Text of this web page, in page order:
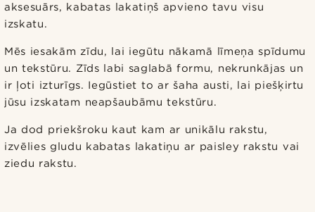
aksesuārs, kabatas lakatiņš apvieno tavu visu
izskatu.
Mēs iesakām zīdu, lai iegūtu nākamā līmeņa spīdumu
un tekstūru. Zīds labi saglabā formu, nekrunkājas un
ir ļoti izturīgs. Iegūstiet to ar šaha austi, lai piešķirtu
jūsu izskatam neapšaubāmu tekstūru.
Ja dod priekšroku kaut kam ar unikālu rakstu,
izvēlies gludu kabatas lakatiņu ar paisley rakstu vai
ziedu rakstu.